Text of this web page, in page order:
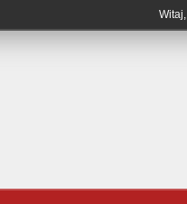
Witaj,